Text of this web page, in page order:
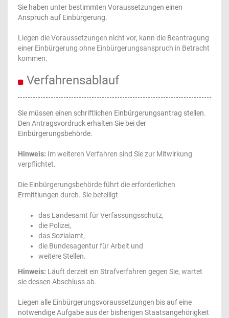
Sie haben unter bestimmten Voraussetzungen einen
Anspruch auf Einbürgerung.
Liegen die Voraussetzungen nicht vor, kann die Beantragung
einer Einbürgerung ohne Einbürgerungsanspruch in Betracht
kommen.
Verfahrensablauf
Sie müssen einen schriftlichen Einbürgerungsantrag stellen.
Den Antragsvordruck erhalten Sie bei der
Einbürgerungsbehörde.
Hinweis: Im weiteren Verfahren sind Sie zur Mitwirkung
verpflichtet.
Die Einbürgerungsbehörde führt die erforderlichen
Ermittlungen durch. Sie beteiligt
das Landesamt für Verfassungsschutz,
die Polizei,
das Sozialamt,
die Bundesagentur für Arbeit und
weitere Stellen.
Hinweis: Läuft derzeit ein Strafverfahren gegen Sie, wartet
sie dessen Abschluss ab.
Liegen alle Einbürgerungsvoraussetzungen bis auf eine
notwendige Aufgabe aus der bisherigen Staatsangehörigkeit